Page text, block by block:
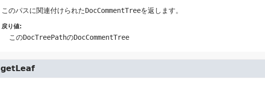
このパスに関連付けられたDocCommentTreeを返します。
戻り値:
このDocTreePathのDocCommentTree
getLeaf